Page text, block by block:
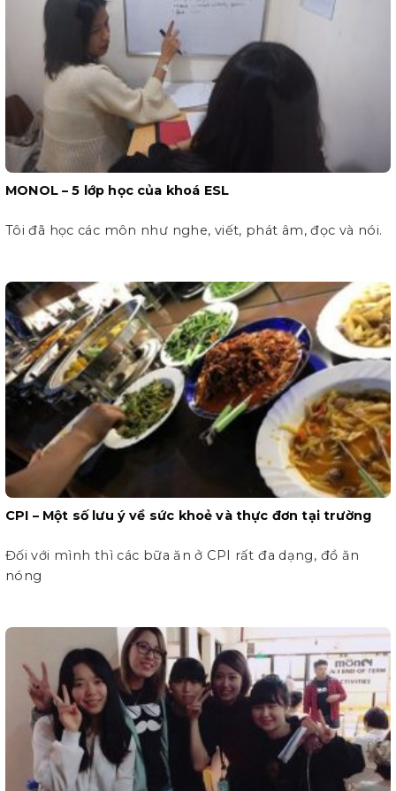
MONOL – 5 lớp học của khoá ESL
Tôi đã học các môn như nghe, viết, phát âm, đọc và nói.
CPI – Một số lưu ý về sức khoẻ và thực đơn tại trường
Đối với mình thì các bữa ăn ở CPI rất đa dạng, đồ ăn
nóng